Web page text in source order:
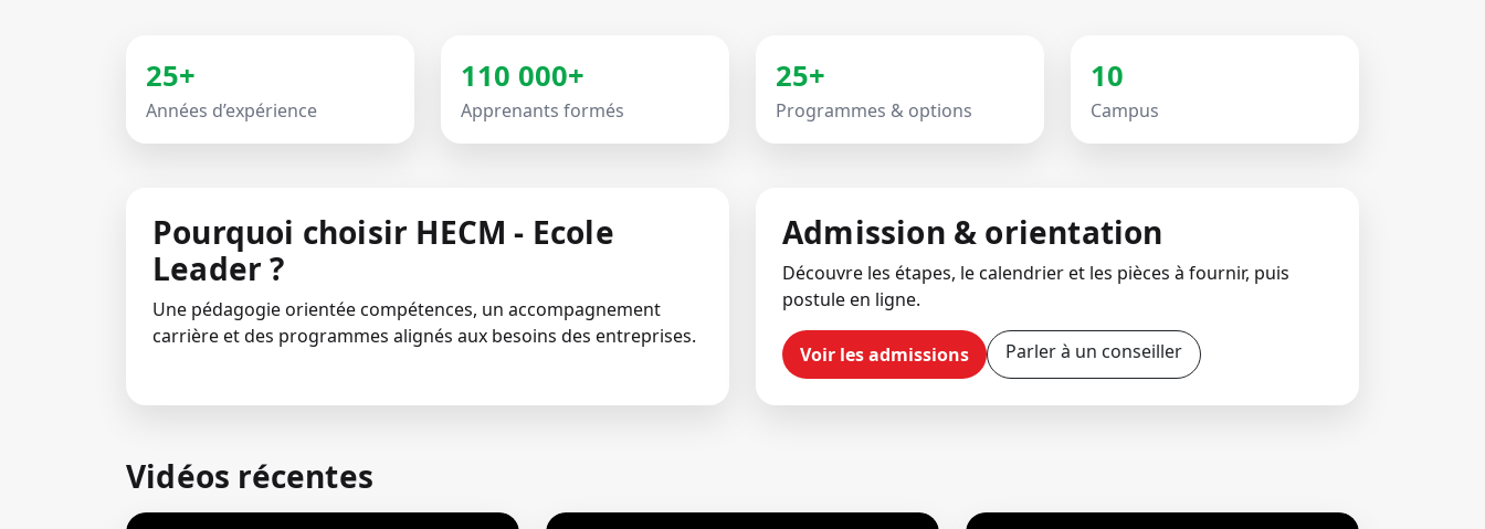
25+
Années d’expérience
110 000+
Apprenants formés
25+
Programmes & options
10
Campus
Pourquoi choisir HECM - Ecole
Leader ?
Une pédagogie orientée compétences, un accompagnement
carrière et des programmes alignés aux besoins des entreprises.
Admission & orientation
Découvre les étapes, le calendrier et les pièces à fournir, puis
postule en ligne.
Voir les admissions Parler à un conseiller
Vidéos récentes